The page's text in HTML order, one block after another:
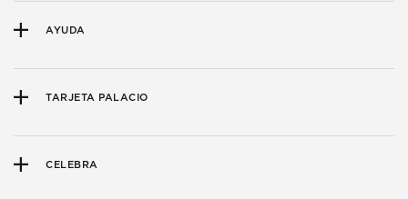
AYUDA
TARJETA PALACIO
CELEBRA